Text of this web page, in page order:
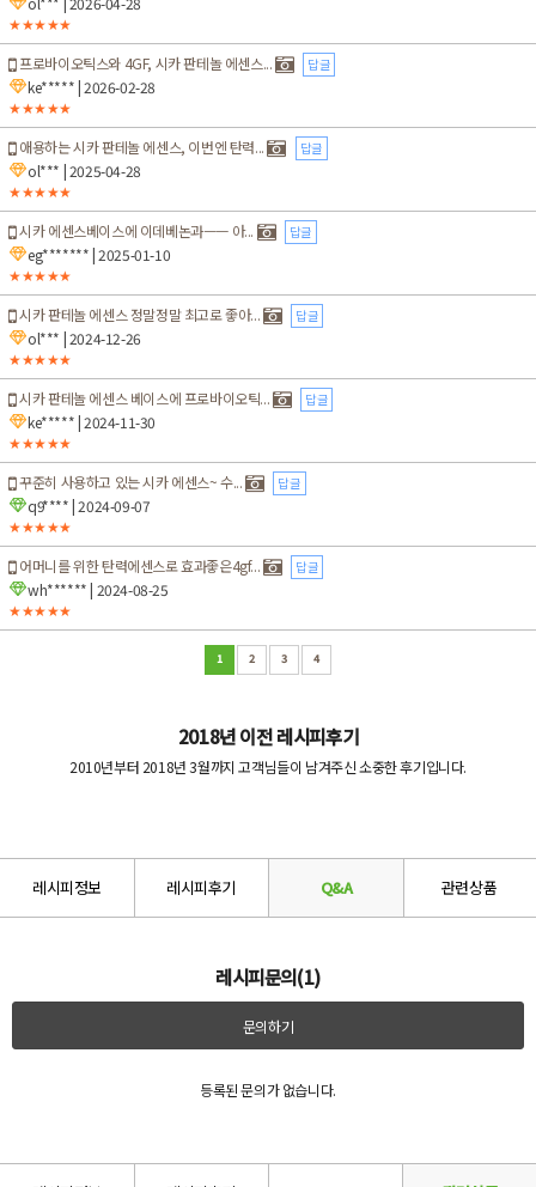
★★★★★
프로바이오틱스와 4GF, 시카 판테놀 에센스... 답글
ke*****| 2026-02-28
★★★★★
애용하는 시카 판테놀 에센스, 이번엔 탄력... 답글
ol*** | 2025-04-28
★★★★★
시카 에센스베이스에 이데베논과ㅡㅡ 아... 답글
eg*******| 2025-01-10
★★★★★
시카 판테놀 에센스 정말정말 최고로 좋아... 답글
ol*** | 2024-12-26
★★★★★
시카 판테놀 에센스 베이스에 프로바이오틱... 답글
ke*****| 2024-11-30
★★★★★
꾸준히 사용하고 있는 시카 에센스~ 수... 답글
q9****| 2024-09-07
★★★★★
어머니를 위한 탄력에센스로 효과좋은4gf... 답글
wh******| 2024-08-25
★★★★★
1 2 3 4
2018년 이전 레시피후기
2010년부터 2018년 3월까지 고객님들이 남겨주신 소중한 후기입니다.
레시피정보 레시피후기 Q&A 관련상품
레시피문의(1)
문의하기
등록된 문의가 없습니다.